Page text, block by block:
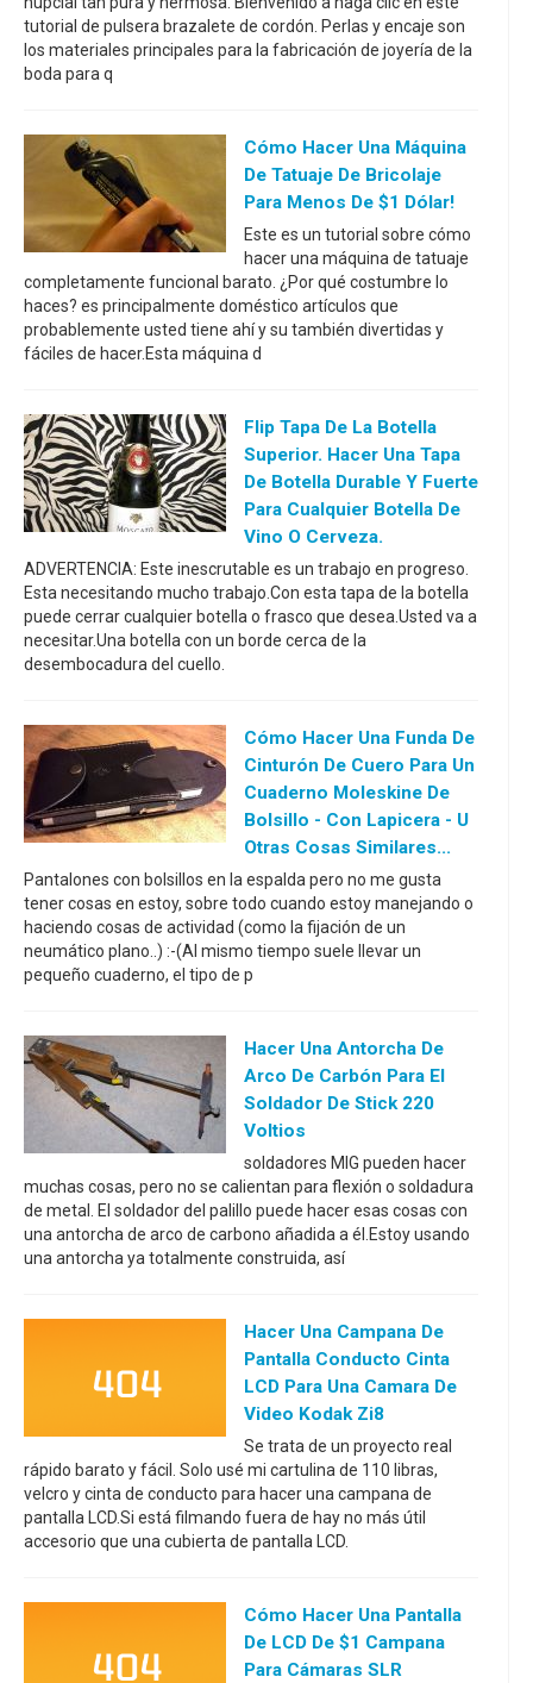
tutorial de pulsera brazalete de cordón. Perlas y encaje son
los materiales principales para la fabricación de joyería de la
boda para q
Cómo Hacer Una Máquina
De Tatuaje De Bricolaje
Para Menos De $1 Dólar!
Este es un tutorial sobre cómo
hacer una máquina de tatuaje
completamente funcional barato. ¿Por qué costumbre lo
haces? es principalmente doméstico artículos que
probablemente usted tiene ahí y su también divertidas y
fáciles de hacer.Esta máquina d
Flip Tapa De La Botella
Superior. Hacer Una Tapa
De Botella Durable Y Fuerte
Para Cualquier Botella De
Vino O Cerveza.
ADVERTENCIA: Este inescrutable es un trabajo en progreso.
Esta necesitando mucho trabajo.Con esta tapa de la botella
puede cerrar cualquier botella o frasco que desea.Usted va a
necesitar.Una botella con un borde cerca de la
desembocadura del cuello.
Cómo Hacer Una Funda De
Cinturón De Cuero Para Un
Cuaderno Moleskine De
Bolsillo - Con Lapicera - U
Otras Cosas Similares...
Pantalones con bolsillos en la espalda pero no me gusta
tener cosas en estoy, sobre todo cuando estoy manejando o
haciendo cosas de actividad (como la fijación de un
neumático plano..) :-(Al mismo tiempo suele llevar un
pequeño cuaderno, el tipo de p
Hacer Una Antorcha De
Arco De Carbón Para El
Soldador De Stick 220
Voltios
soldadores MIG pueden hacer
muchas cosas, pero no se calientan para flexión o soldadura
de metal. El soldador del palillo puede hacer esas cosas con
una antorcha de arco de carbono añadida a él.Estoy usando
una antorcha ya totalmente construida, así
Hacer Una Campana De
Pantalla Conducto Cinta
LCD Para Una Camara De
Video Kodak Zi8
Se trata de un proyecto real
rápido barato y fácil. Solo usé mi cartulina de 110 libras,
velcro y cinta de conducto para hacer una campana de
pantalla LCD.Si está filmando fuera de hay no más útil
accesorio que una cubierta de pantalla LCD.
Cómo Hacer Una Pantalla
De LCD De $1 Campana
Para Cámaras SLR